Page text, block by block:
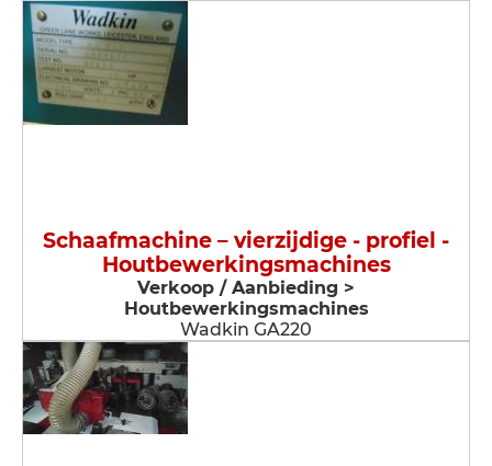
Schaafmachine – vierzijdige - profiel -
Houtbewerkingsmachines
Verkoop / Aanbieding >
Houtbewerkingsmachines
Wadkin GA220